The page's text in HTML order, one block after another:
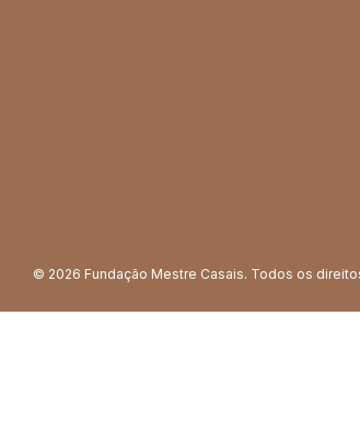
© 2026 Fundação Mestre Casais. Todos os